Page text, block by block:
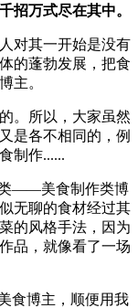
招万式尽在其中。
对其一开始是没有
的蓬勃发展，把食
主。
。所以，大家虽然
是各不相同的，例
制作......
类——美食制作类博
无聊的食材经过其
的风格手法，因为
品，就像看了一场
食博主，顺便用我